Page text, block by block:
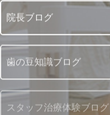
院長ブログ
歯の豆知識ブログ
スタッフ治療体験ブログ